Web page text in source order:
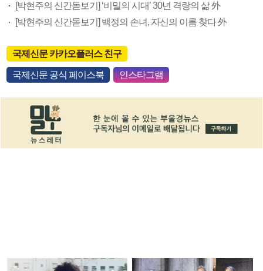
[박현주의 신간돋보기] ‘비밀의 시대’ 30년 격랑의 삶 外
[박현주의 신간돋보기] 백정의 손녀, 자신의 이름 찾다 外
국제신문 카카오플러스 친구
국제신문 공식 페이스북 인스타그램